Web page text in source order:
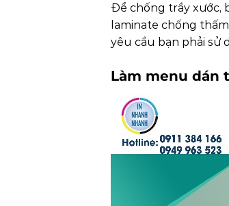
Để chống trầy xước,
laminate chống
yêu cầu bạn phải sử
Làm menu dán